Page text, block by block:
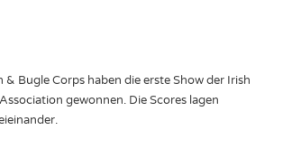
& Bugle Corps haben die erste Show der Irish
gewonnen. Die Scores lagen